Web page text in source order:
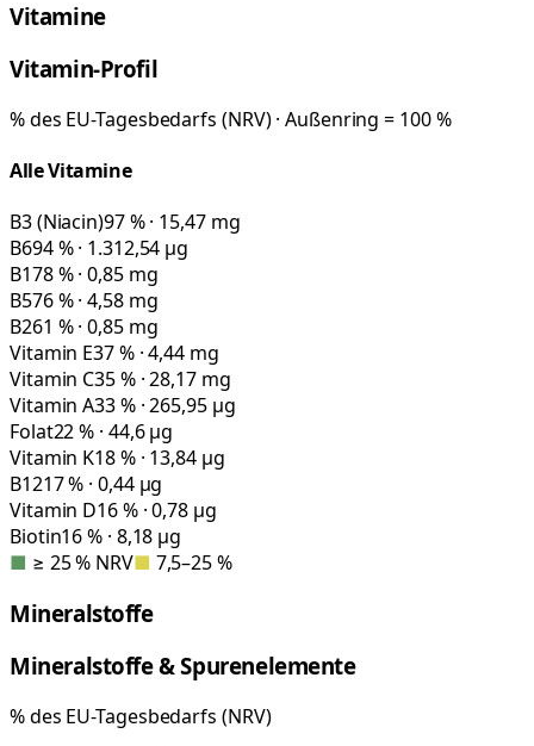
Vitamine
Vitamin-Profil
% des EU-Tagesbedarfs (NRV) · Außenring = 100 %
Alle Vitamine
B3 (Niacin)97 % · 15,47 mg
B694 % · 1.312,54 µg
B178 % · 0,85 mg
B576 % · 4,58 mg
B261 % · 0,85 mg
Vitamin E37 % · 4,44 mg
Vitamin C35 % · 28,17 mg
Vitamin A33 % · 265,95 µg
Folat22 % · 44,6 µg
Vitamin K18 % · 13,84 µg
B1217 % · 0,44 µg
Vitamin D16 % · 0,78 µg
Biotin16 % · 8,18 µg
■ ≥ 25 % NRV■ 7,5–25 %
Mineralstoffe
Mineralstoffe & Spurenelemente
% des EU-Tagesbedarfs (NRV)